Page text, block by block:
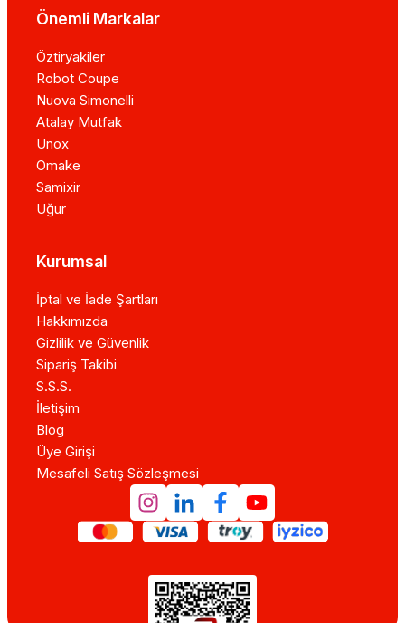
Önemli Markalar
Öztiryakiler
Robot Coupe
Nuova Simonelli
Atalay Mutfak
Unox
Omake
Samixir
Uğur
Kurumsal
İptal ve İade Şartları
Hakkımızda
Gizlilik ve Güvenlik
Sipariş Takibi
S.S.S.
İletişim
Blog
Üye Girişi
Mesafeli Satış Sözleşmesi